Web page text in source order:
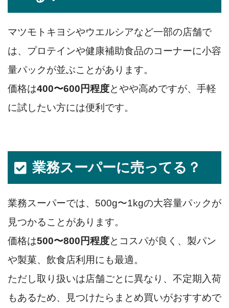
マツモトキヨシやウエルシアなど一部の店舗で
は、プロテインや健康補助食品のコーナーに小容
量パックが並ぶことがあります。
価格は400〜600円程度とやや高めですが、手軽
に試したい方には便利です。
業務スーパーに売ってる？
業務スーパーでは、500g〜1kgの大容量パックが
見つかることがあります。
価格は500〜800円程度とコスパが良く、製パン
や製菓、飲食店利用にも最適。
ただし取り扱いは店舗ごとに異なり、不定期入荷
もあるため、見つけたらまとめ買いがおすすめで